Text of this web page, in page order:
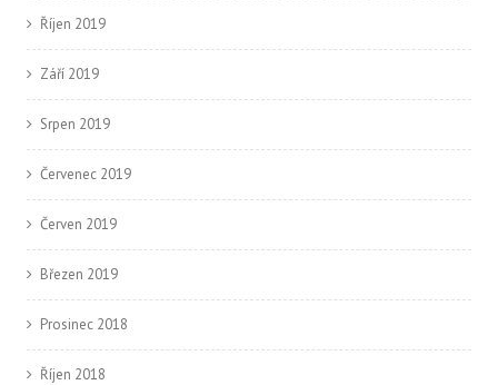
Říjen 2019
Září 2019
Srpen 2019
Červenec 2019
Červen 2019
Březen 2019
Prosinec 2018
Říjen 2018